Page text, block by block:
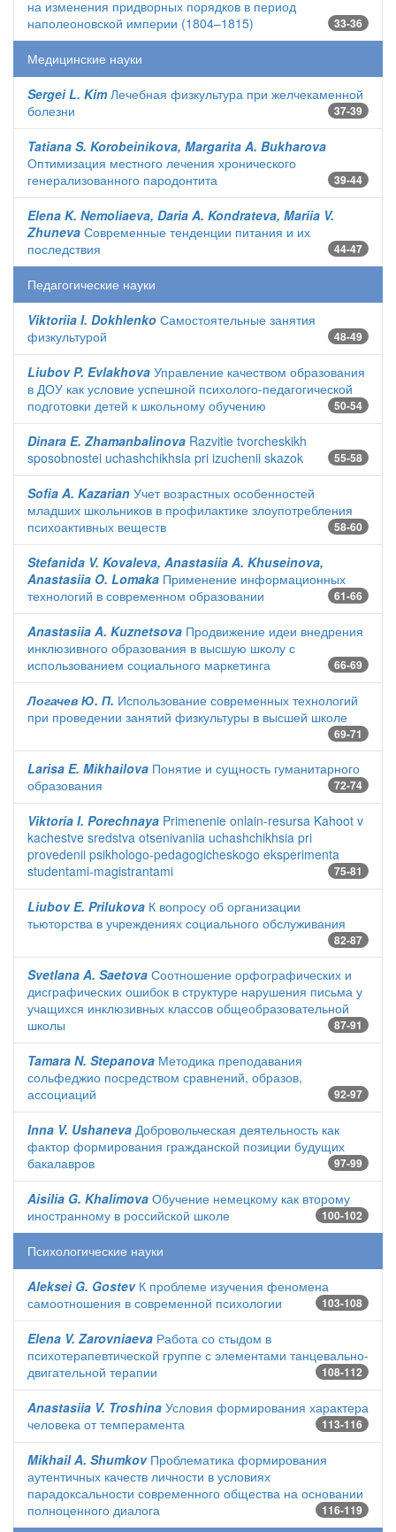
на изменения придворных порядков в период
наполеоновской империи (1804–1815)
33-36
Медицинские науки
Sergei L. KimЛечебная физкультура при желчекаменной
болезни
37-39
Tatiana S. Korobeinikova, Margarita A. Bukharova
Оптимизация местного лечения хронического
генерализованного пародонтита
39-44
Elena K. Nemoliaeva, Daria A. Kondrateva, Mariia V.
Zhuneva Современные тенденции питания и их
последствия
44-47
Педагогические науки
Viktoriia I. Dokhlenko Самостоятельные занятия
физкультурой
48-49
Liubov P. Evlakhova Управление качеством образования
в ДОУ как условие успешной психолого-педагогической
подготовки детей к школьному обучению
50-54
Dinara E. Zhamanbalinova Razvitie tvorcheskikh
sposobnostei uchashchikhsia pri izuchenii skazok
55-58
Sofia A. Kazarian Учет возрастных особенностей
младших школьников в профилактике злоупотребления
психоактивных веществ
58-60
Stefanida V. Kovaleva, Anastasiia A. Khuseinova,
Anastasiia O. Lomaka Применение информационных
технологий в современном образовании
61-66
Anastasiia A. Kuznetsova Продвижение идеи внедрения
инклюзивного образования в высшую школу с
использованием социального маркетинга
66-69
Логачев Ю. П. Использование современных технологий
при проведении занятий физкультуры в высшей школе
69-71
Larisa E. Mikhailova Понятие и сущность гуманитарного
образования
72-74
Viktoria I. Porechnaya Primenenie onlain-resursa Kahoot v
kachestve sredstva otsenivaniia uchashchikhsia pri
provedenii psikhologo-pedagogicheskogo eksperimenta
studentami-magistrantami
75-81
Liubov E. Prilukova К вопросу об организации
тьюторства в учреждениях социального обслуживания
82-87
Svetlana A. Saetova Соотношение орфографических и
дисграфических ошибок в структуре нарушения письма у
учащихся инклюзивных классов общеобразовательной
школы
87-91
Tamara N. Stepanova Методика преподавания
сольфеджио посредством сравнений, образов,
ассоциаций
92-97
Inna V. Ushaneva Добровольческая деятельность как
фактор формирования гражданской позиции будущих
бакалавров
97-99
Aisilia G. Khalimova Обучение немецкому как второму
иностранному в российской школе
100-102
Психологические науки
Aleksei G. GostevК проблеме изучения феномена
самоотношения в современной психологии
103-108
Elena V. Zarovniaeva Работа со стыдом в
психотерапевтической группе с элементами танцевально-
двигательной терапии
108-112
Anastasiia V. Troshina Условия формирования характера
человека от темперамента
113-116
Mikhail A. ShumkovПроблематика формирования
аутентичных качеств личности в условиях
парадоксальности современного общества на основании
полноценного диалога
116-119